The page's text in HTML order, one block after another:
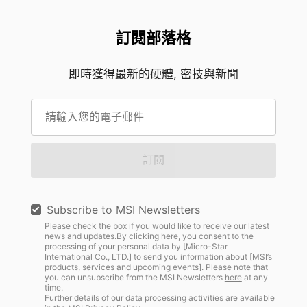
訂閱部落格
即時獲得最新的硬體, 密技與新聞
訂閱
Subscribe to MSI Newsletters
Please check the box if you would like to receive our latest
news and updates.By clicking here, you consent to the
processing of your personal data by [Micro-Star
International Co., LTD.] to send you information about [MSI’s
products, services and upcoming events]. Please note that
you can unsubscribe from the MSI Newsletters hereat any
time.
Further details of our data processing activities are available